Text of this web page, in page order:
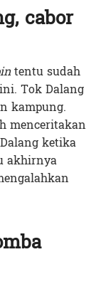
cabor
tentu sudah
Tok Dalang
kampung.
menceritakan
ketika
akhirnya